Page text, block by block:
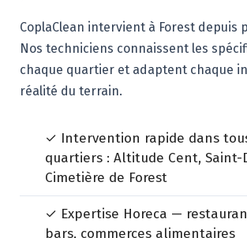
CoplaClean intervient à Forest depuis
Nos techniciens connaissent les
chaque quartier et adaptent chaque
réalité du terrain.
✓ Intervention rapide dans
quartiers : Altitude Cent, Saint-
Cimetière de Forest
✓ Expertise Horeca —
bars, commerces alimentaires